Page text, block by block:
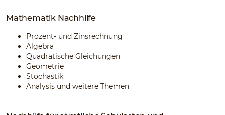
Mathematik Nachhilfe
Prozent- und Zinsrechnung
Algebra
Quadratische Gleichungen
Geometrie
Stochastik
Analysis und weitere Themen